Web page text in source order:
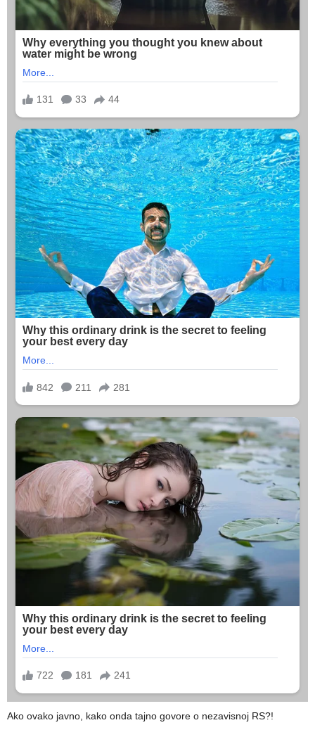
Ako ovako javno, kako onda tajno govore o nezavisnoj RS?!